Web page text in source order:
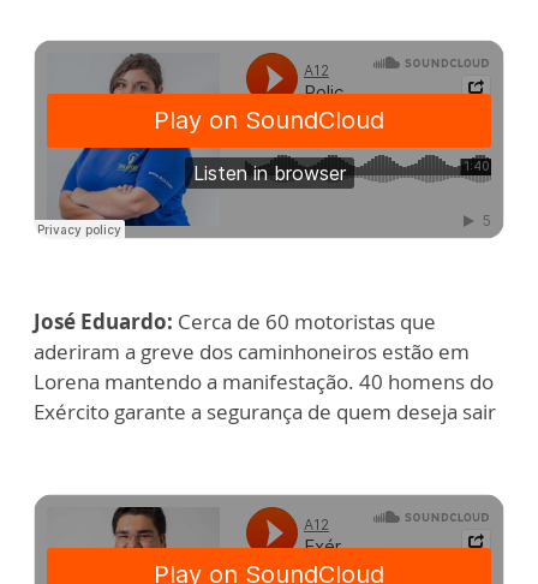
José Eduardo: Cerca de 60 motoristas que
aderiram a greve dos caminhoneiros estão em
Lorena mantendo a manifestação. 40 homens do
Exército garante a segurança de quem deseja sair